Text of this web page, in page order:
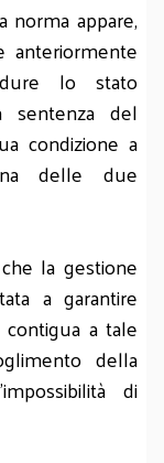
norma appare,
anteriormente
lo stato
sentenza del
condizione a
delle due
la gestione
a garantire
a tale
della
di